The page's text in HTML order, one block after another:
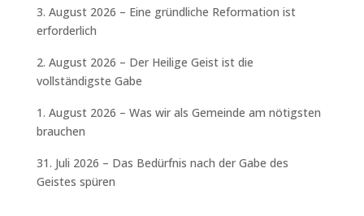
3. August 2026 – Eine gründliche Reformation ist
erforderlich
2. August 2026 – Der Heilige Geist ist die
vollständigste Gabe
1. August 2026 – Was wir als Gemeinde am nötigsten
brauchen
31. Juli 2026 – Das Bedürfnis nach der Gabe des
Geistes spüren